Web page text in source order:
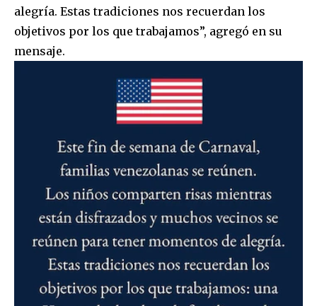
your privacy and won't spam your inbox. Your information is
safe with us.
SUBSCRIBE
I've read and accept thePrivacy Policy.
alegría. Estas tradiciones nos recuerdan los
objetivos por los que trabajamos”, agregó en su
mensaje.